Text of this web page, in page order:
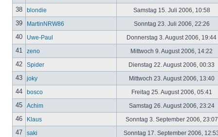
38 blondie Samstag 15. Juli 2006, 10:58
39 MartinNRW86 Sonntag 23. Juli 2006, 22:26
40 Uwe-Paul Donnerstag 3. August 2006, 19:44
41 zeno Mittwoch 9. August 2006, 14:22
42 Spider Dienstag 22. August 2006, 00:33
43 joky Mittwoch 23. August 2006, 13:40
44 bosco Freitag 25. August 2006, 05:41
45 Achim Samstag 26. August 2006, 23:24
46 Klaus Sonntag 3. September 2006,
47 saki Sonntag 17. September 2006,